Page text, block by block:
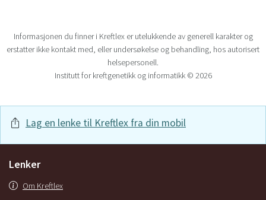
Informasjonen du finner i Kreftlex er utelukkende av generell karakter og
erstatter ikke kontakt med, eller undersøkelse og behandling, hos autorisert
helsepersonell.
Institutt for kreftgenetikk og informatikk © 2026
Lag en lenke til Kreftlex fra din mobil
Lenker
Om Kreftlex